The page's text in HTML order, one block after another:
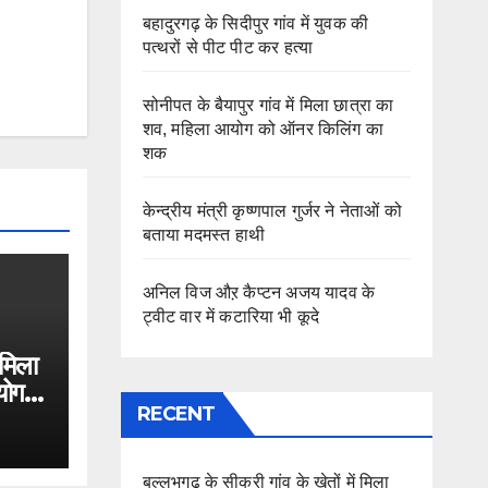
बहादुरगढ़ के सिदीपुर गांव में युवक की
पत्थरों से पीट पीट कर हत्या
सोनीपत के बैयापुर गांव में मिला छात्रा का
शव, महिला आयोग को ऑनर किलिंग का
शक
केन्द्रीय मंत्री कृष्णपाल गुर्जर ने नेताओं को
बताया मदमस्त हाथी
अनिल विज औऱ कैप्टन अजय यादव के
ट्वीट वार में कटारिया भी कूदे
RECENT
बल्लभगढ़ के सीकरी गांव के खेतों में मिला